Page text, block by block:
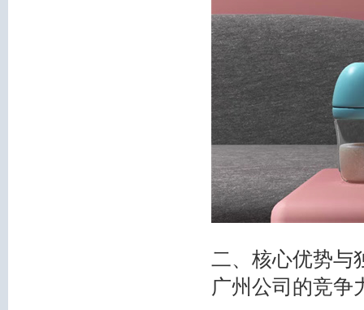
二、核心优势与
广州公司的竞争